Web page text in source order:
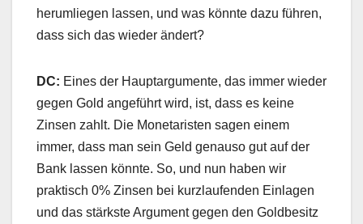
herumliegen lassen, und was könnte dazu führen,
dass sich das wieder ändert?
DC: Eines der Hauptargumente, das immer wieder
gegen Gold angeführt wird, ist, dass es keine
Zinsen zahlt. Die Monetaristen sagen einem
immer, dass man sein Geld genauso gut auf der
Bank lassen könnte. So, und nun haben wir
praktisch 0% Zinsen bei kurzlaufenden Einlagen
und das stärkste Argument gegen den Goldbesitz